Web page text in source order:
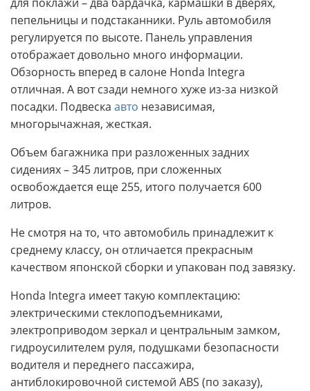
пепельницы и подстаканники. Руль автомобиля
регулируется по высоте. Панель управления
отображает довольно много информации.
Обзорность вперед в салоне Honda Integra
отличная. А вот сзади немного хуже из-за низкой
посадки. Подвеска авто независимая,
многорычажная, жесткая.
Объем багажника при разложенных задних
сидениях – 345 литров, при сложенных
освобождается еще 255, итого получается 600
литров.
Не смотря на то, что автомобиль принадлежит к
среднему классу, он отличается прекрасным
качеством японской сборки и упакован под завязку.
Honda Integra имеет такую комплектацию:
электрическими стеклоподъемниками,
электроприводом зеркал и центральным замком,
гидроусилителем руля, подушками безопасности
водителя и переднего пассажира,
антиблокировочной системой ABS (по заказу),